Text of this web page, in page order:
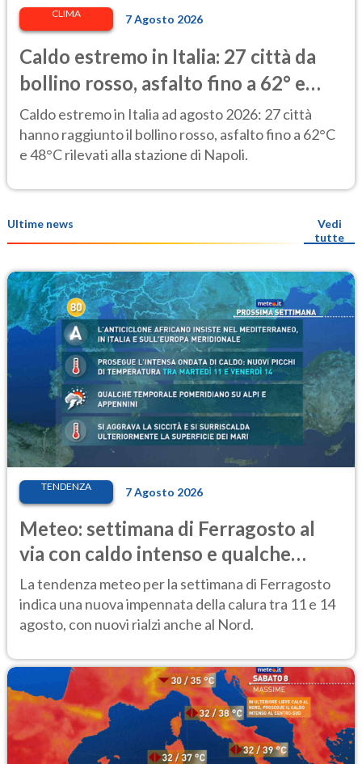
CLIMA 7 Agosto 2026
Caldo estremo in Italia: 27 città da
bollino rosso, asfalto fino a 62° e
punte di 48° alla stazione di Napoli
Caldo estremo in Italia ad agosto 2026: 27 città
hanno raggiunto il bollino rosso, asfalto fino a 62°C
e 48°C rilevati alla stazione di Napoli.
Ultime news
Vedi
tutte
TENDENZA 7 Agosto 2026
Meteo: settimana di Ferragosto al
via con caldo intenso e qualche
temporale
La tendenza meteo per la settimana di Ferragosto
indica una nuova impennata della calura tra 11 e 14
agosto, con nuovi rialzi anche al Nord.